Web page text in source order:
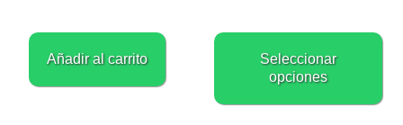
Añadir al carrito
Seleccionar
opciones